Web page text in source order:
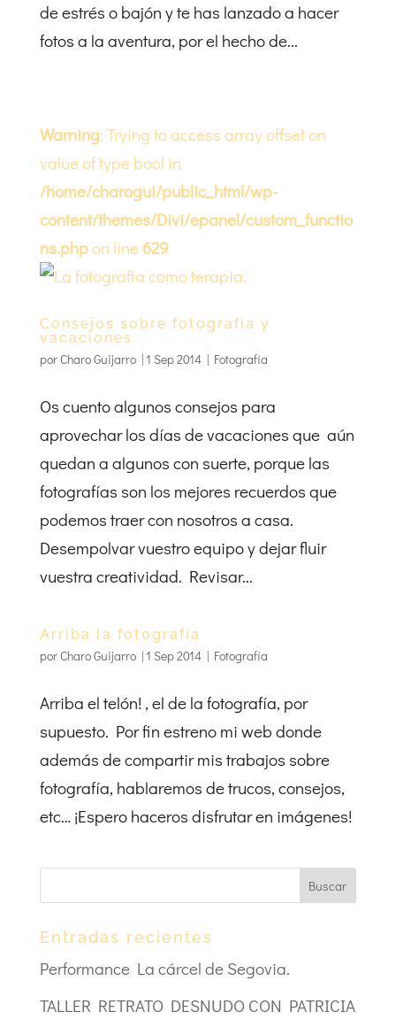
de estrés o bajón y te has lanzado a hacer
fotos a la aventura, por el hecho de...
Warning: Trying to access array offset on
value of type bool in
/home/charogui/public_html/wp-
content/themes/Divi/epanel/custom_functio
ns.phpon line 629
Consejos sobre fotografia y
vacaciones.
porCharo Guijarro|1 Sep 2014| Fotografía
Os cuento algunos consejos para
aprovechar los días de vacaciones que aún
quedan a algunos con suerte, porque las
fotografías son los mejores recuerdos que
podemos traer con nosotros a casa.
Desempolvar vuestro equipo y dejar fluir
vuestra creatividad. Revisar...
Arriba la fotografía
porCharo Guijarro|1 Sep 2014| Fotografía
Arriba el telón! , el de la fotografía, por
supuesto. Por fin estreno mi web donde
además de compartir mis trabajos sobre
fotografía, hablaremos de trucos, consejos,
etc… ¡Espero haceros disfrutar en imágenes!
Entradas recientes
Performance La cárcel de Segovia.
TALLER RETRATO DESNUDO CON PATRICIA